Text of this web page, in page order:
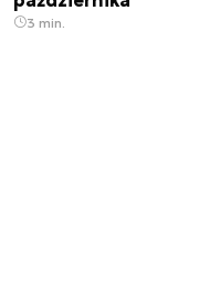
3 min.